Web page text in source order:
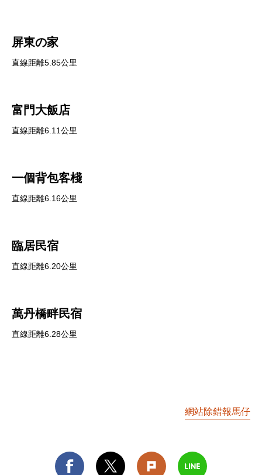
屏東の家
直線距離5.85公里
富門大飯店
直線距離6.11公里
一個背包客棧
直線距離6.16公里
臨居民宿
直線距離6.20公里
萬丹橋畔民宿
直線距離6.28公里
網站除錯報馬仔